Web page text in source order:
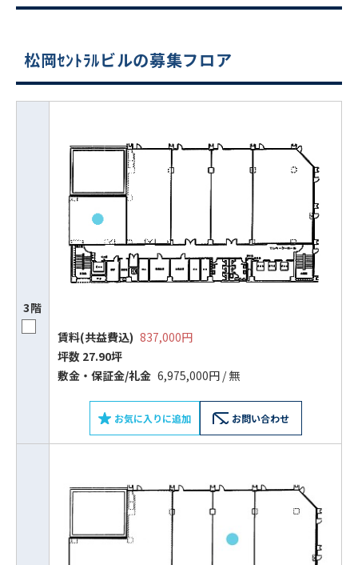
松岡ｾﾝﾄﾗﾙビルの募集フロア
3階
賃料(共益費込) 837,000円
坪数 27.90坪
敷⾦‧保証⾦/礼⾦ 6,975,000円 / 無
お気に入りに追加 お問い合わせ